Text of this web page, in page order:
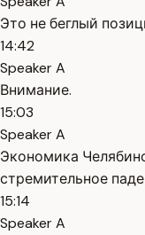
Это не беглый
14:42
Speaker A
Внимание.
15:03
Speaker A
Экономика
стремительное
15:14
Speaker A